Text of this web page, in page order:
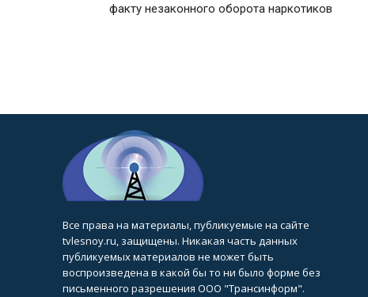
факту незаконного оборота наркотиков
Все права на материалы, публикуемые на сайте
tvlesnoy.ru, защищены. Никакая часть данных
публикуемых материалов не может быть
воспроизведена в какой бы то ни было форме без
письменного разрешения ООО "Трансинформ".